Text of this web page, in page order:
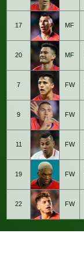
17 MF
20 MF
7 FW
9 FW
11 FW
19 FW
22 FW